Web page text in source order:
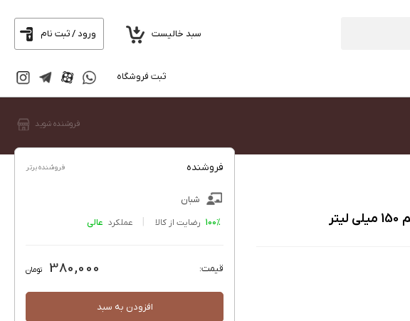
ورود / ثبت نام سبد خالیست
ثبت فروشگاه
فروشنده شوید
فروشنده فروشنده برتر
شبان
100% رضایت از کالا عملکرد
قیمت: تومان 380,000
افزودن به سبد